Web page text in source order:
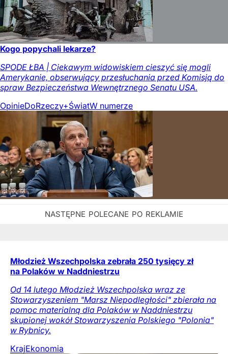
Kogo popychali lekarze?
SPODE ŁBA | Ciekawym widowiskiem cieszyć się mogli
Amerykanie, obserwujący przesłuchania przed Komisją do
spraw Bezpieczeństwa Wewnętrznego Senatu USA.
OpinieDoRzeczy+ŚwiatW numerze
Młodzież Wszechpolska zebrała 250 tysięcy zł
na Polaków w Naddniestrzu
Od 14 lutego Młodzież Wszechpolska wraz ze
Stowarzyszeniem "Marsz Niepodległości" zbierała na
pomoc materialną dla Polaków w Naddniestrzu
skupionej wokół Stowarzyszenia Polskiego "Polonia"
w Rybnicy.
KrajEkonomia